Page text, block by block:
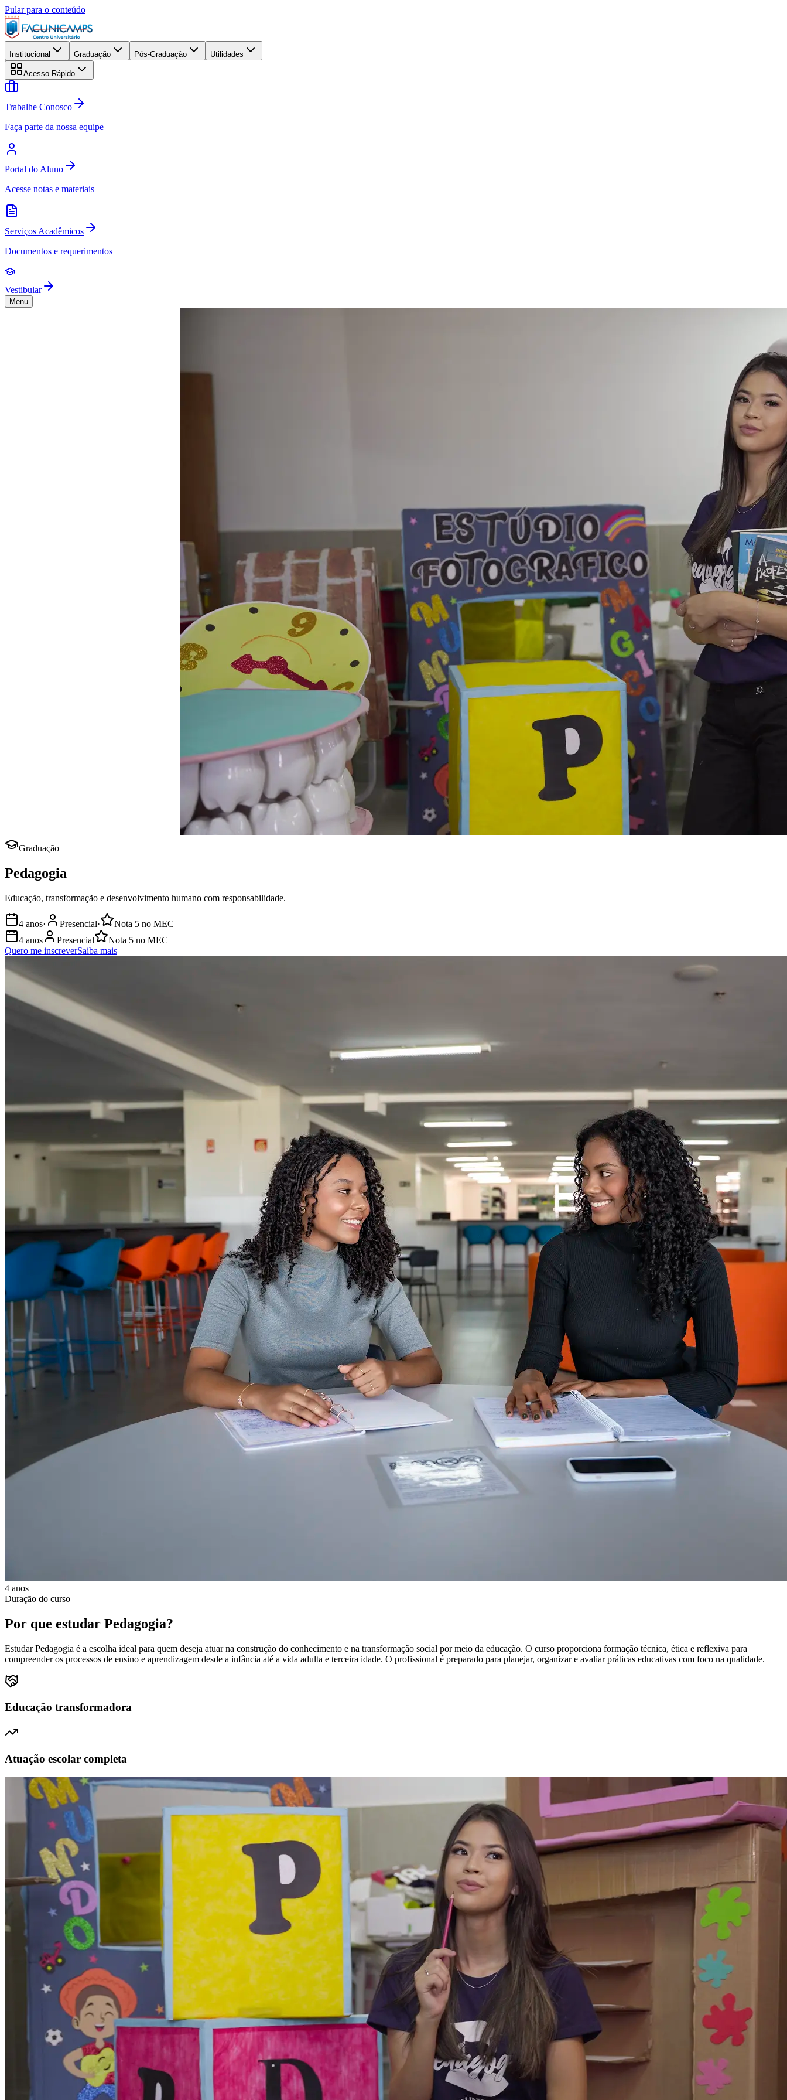
Pular para o conteúdo
Institucional Graduação Pós-Graduação Utilidades
Acesso Rápido
Trabalhe Conosco
Faça parte da nossa equipe
Portal do Aluno
Acesse notas e materiais
Serviços Acadêmicos
Documentos e requerimentos
Vestibular
Menu
Graduação
Pedagogia
Educação, transformação e desenvolvimento humano com responsabilidade.
4 anos· Presencial· Nota 5 no MEC
4 anos
Presencial Nota 5 no MEC
Quero me inscreverSaiba mais
4 anos
Duração do curso
Por que estudar Pedagogia?
Estudar Pedagogia é a escolha ideal para quem deseja atuar na construção do conhecimento e na transformação social por meio da educação. O curso proporciona formação técnica, ética e reflexiva para
compreender os processos de ensino e aprendizagem desde a infância até a vida adulta e terceira idade. O profissional é preparado para planejar, organizar e avaliar práticas educativas com foco na qualidade.
Educação transformadora
Atuação escolar completa